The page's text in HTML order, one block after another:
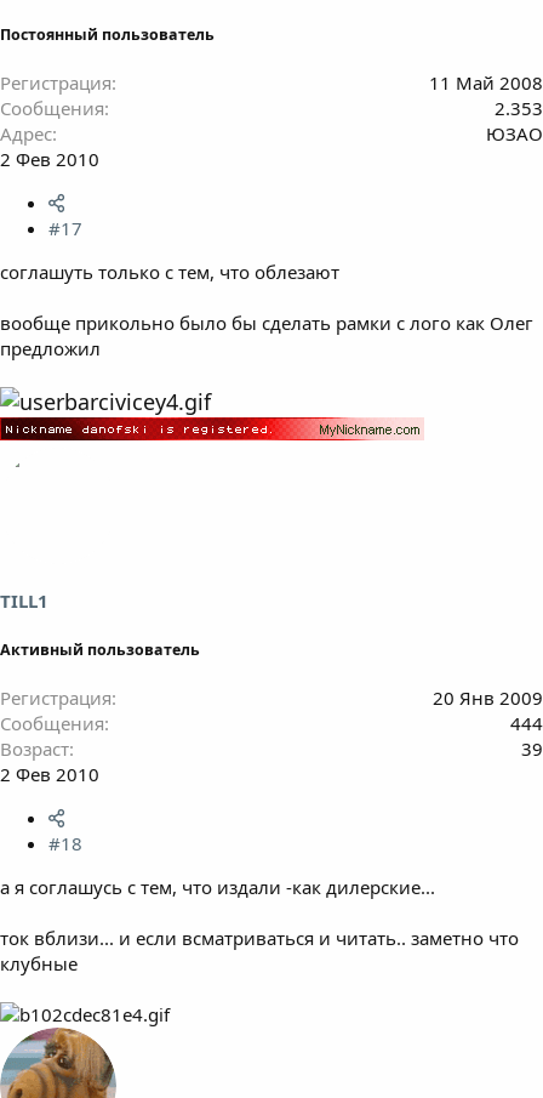
Постоянный пользователь
Регистрация
11 Май 2008
Сообщения
2.353
Адрес
ЮЗАО
2 Фев 2010
#17
соглашуть только с тем, что облезают
вообще прикольно было бы сделать рамки с лого как Олег
предложил
TILL1
Активный пользователь
Регистрация
20 Янв 2009
Сообщения
444
Возраст
39
2 Фев 2010
#18
а я соглашусь с тем, что издали -как дилерские...
ток вблизи... и если всматриваться и читать.. заметно что
клубные